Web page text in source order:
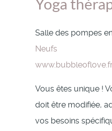
Yoga
Salle des pompes
Neufs
Vous êtes unique !
doit être modifiée,
vos besoins